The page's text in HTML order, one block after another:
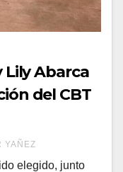
Lily Abarca
del CBT
YAÑEZ
elegido, junto